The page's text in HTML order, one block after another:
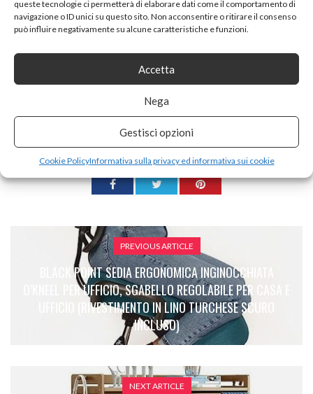
queste tecnologie ci permetterà di elaborare dati come il comportamento di
navigazione o ID unici su questo sito. Non acconsentire o ritirare il consenso
può influire negativamente su alcune caratteristiche e funzioni.
Accetta
Nega
Gestisci opzioni
Cookie PolicyInformativa sulla privacy ed informativa sui cookie
Tags: specchio bagno
SHARE ON
PREVIOUS ARTICLE
BLACK POINT SEDIA ERGONOMICA INGINOCCHIATA
O’KNEEL PER UFFICIO, SGABELLO REGOLABILE PER CASA E
UFFICIO (RIVESTIMENTO IN LINO TURCHESE SCURO
INCLUSO)
NEXT ARTICLE